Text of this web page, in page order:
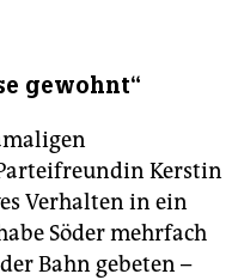
gewohnt“
Kerstin
Verhalten in ein
Söder mehrfach
Bahn gebeten –